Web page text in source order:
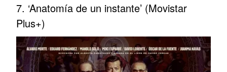
7. ‘Anatomía de un instante’ (Movistar
Plus+)